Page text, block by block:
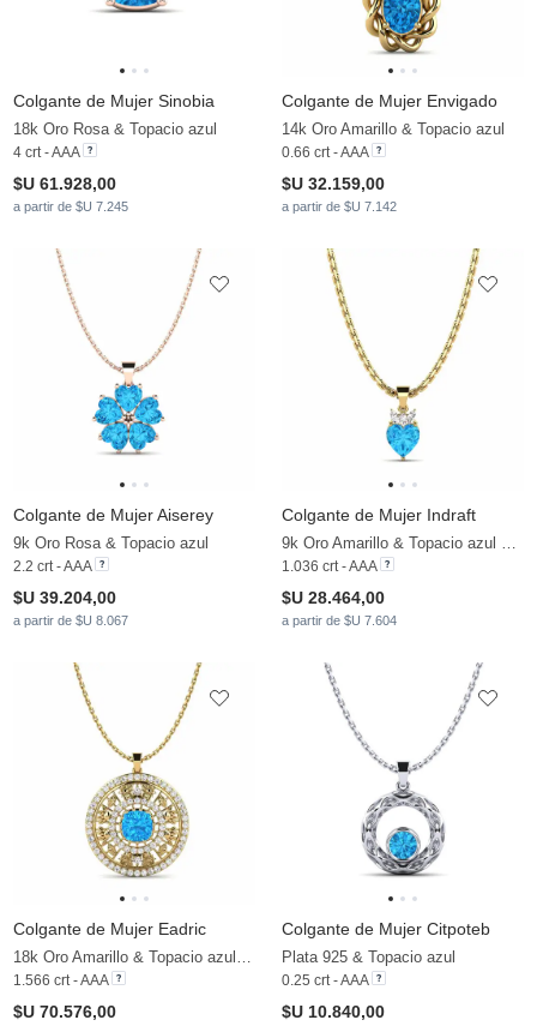
Colgante de Mujer Sinobia
18k Oro Rosa & Topacio azul
4 crt - AAA
$U 61.928,00
a partir de $U 7.245
Colgante de Mujer Envigado
14k Oro Amarillo & Topacio azul
0.66 crt - AAA
$U 32.159,00
a partir de $U 7.142
Colgante de Mujer Aiserey
9k Oro Rosa & Topacio azul
2.2 crt - AAA
$U 39.204,00
a partir de $U 8.067
Colgante de Mujer Indraft
9k Oro Amarillo & Topacio azul & Moissanita
1.036 crt - AAA
$U 28.464,00
a partir de $U 7.604
Colgante de Mujer Eadric
18k Oro Amarillo & Topacio azul & Moissanita
1.566 crt - AAA
$U 70.576,00
Colgante de Mujer Citpoteb
Plata 925 & Topacio azul
0.25 crt - AAA
$U 10.840,00